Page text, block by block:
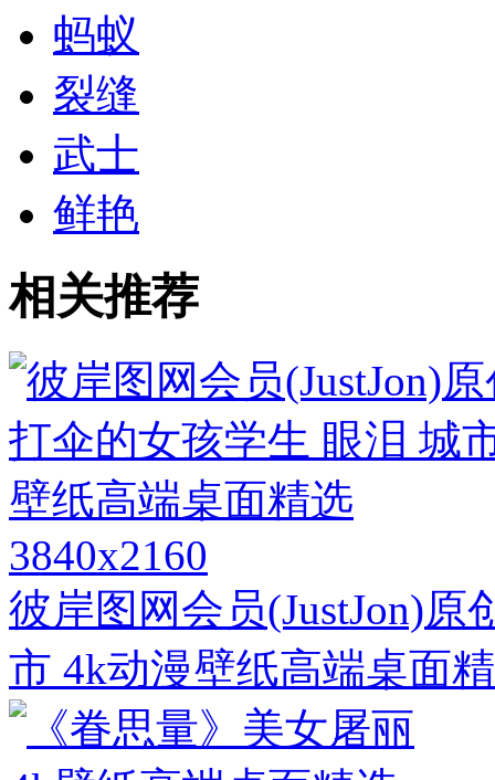
蚂蚁
裂缝
武士
鲜艳
相关推荐
3840x2160
彼岸图网会员(JustJon)
市 4k动漫壁纸高端桌面